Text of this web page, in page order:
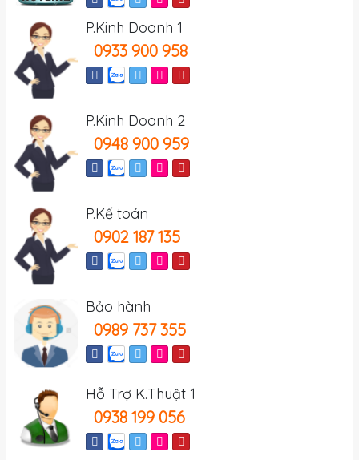
P.Kinh Doanh 1
0933 900 958
P.Kinh Doanh 2
0948 900 959
P.Kế toán
0902 187 135
Bảo hành
0989 737 355
Hỗ Trợ K.Thuật 1
0938 199 056